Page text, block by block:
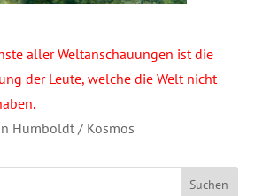
aller Weltanschauungen ist die
der Leute, welche die Welt nicht
Humboldt / Kosmos